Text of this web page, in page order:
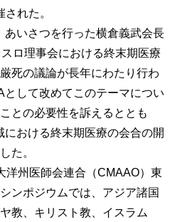
れた。
いさつを行った横倉義武会長
ロ理事会における終末期医療
死の議論が長年にわたり行わ
して改めてこのテーマについ
との必要性を訴えるととも
おける終末期医療の会合の開
た。
州医師会連合（CMAAO）東
ンポジウムでは、アジア諸国
教、キリスト教、イスラム